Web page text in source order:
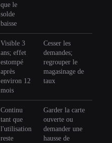
que le
solde
baisse
Visible 3
ans; effet
estompé
après
environ 12
mois
Cesser les
demandes;
regrouper le
magasinage de
taux
Continu
tant que
l'utilisation
reste
Garder la carte
ouverte ou
demander une
hausse de